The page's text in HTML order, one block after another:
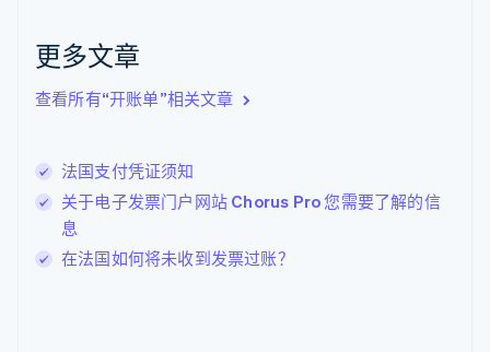
更多文章
查看所有“开账单”相关文章
法国支付凭证须知
关于电子发票门户网站 Chorus Pro 您需要了解的信
息
在法国如何将未收到发票过账？
English
English
卢森堡
罗马尼亚
English
马尔他